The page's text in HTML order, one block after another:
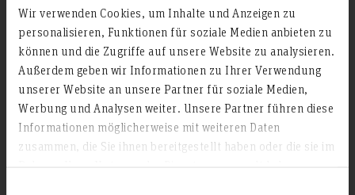
Wir verwenden Cookies, um Inhalte und Anzeigen zu
personalisieren, Funktionen für soziale Medien anbieten zu
können und die Zugriffe auf unsere Website zu analysieren.
Außerdem geben wir Informationen zu Ihrer Verwendung
unserer Website an unsere Partner für soziale Medien,
Werbung und Analysen weiter. Unsere Partner führen diese
Informationen möglicherweise mit weiteren Daten
zusammen, die Sie ihnen bereitgestellt haben oder die sie im
Karriere
Service & Organisation
Akademische Angelegenheiten
Antidiskriminierungsstelle
Arbeitssicherheit
Berufungsmanagement